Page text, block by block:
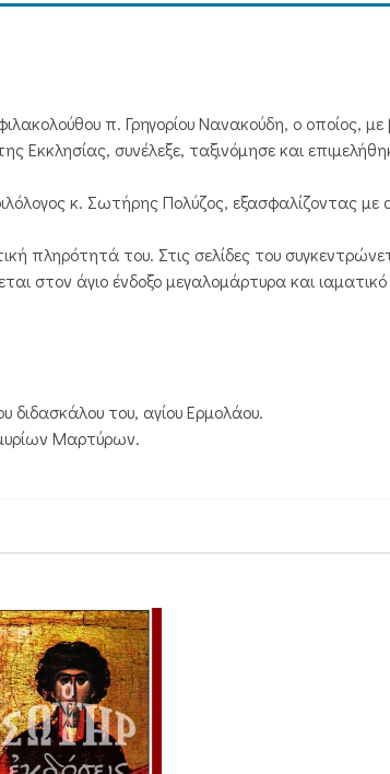
π. Γρηγορίου Νανακούδη, ο οποίος, με
συνέλεξε, ταξινόμησε και
κ. Σωτήρης Πολύζος, εξασφαλίζοντας με
πληρότητά του. Στις σελίδες του
στον άγιο ένδοξο μεγαλομάρτυρα και
διδασκάλου του, αγίου Ερμολάου.
Μαρτύρων.